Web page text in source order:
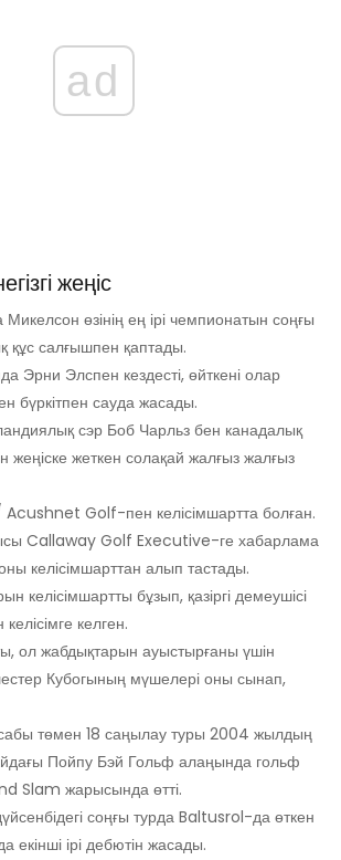
ad
жеңіс
өзінің ең ірі чемпионатын соңғы
құс салғышпен қаптады.
Эрни Элспен кездесті, өйткені олар
бүркітпен сауда жасады.
сэр Боб Чарльз бен канадалық
жеңіске жеткен солақай жалғыз жалғыз
Golf-пен келісімшартта болған.
Callaway Golf Executive-ге хабарлама
келісімшарттан алып тастады.
келісімшартты бұзып, қазіргі демеушісі
келген.
ол жабдықтарын ауыстырғаны үшін
Кубогының мүшелері оны сынап,
төмен 18 саңылау туры 2004 жылдың
Пойпу Бэй Гольф алаңында гольф
Slam жарысында өтті.
соңғы турда Baltusrol-да өткен
екінші ірі дебютін жасады.